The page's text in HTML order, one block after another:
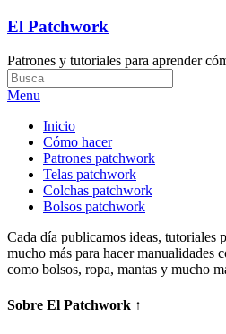
El Patchwork
Patrones y tutoriales para aprender
Menu
Inicio
Cómo hacer
Patrones patchwork
Telas patchwork
Colchas patchwork
Bolsos patchwork
Cada día publicamos ideas, tutoriales
mucho más para hacer manualidades
como bolsos, ropa, mantas y mucho
Sobre El Patchwork ↑